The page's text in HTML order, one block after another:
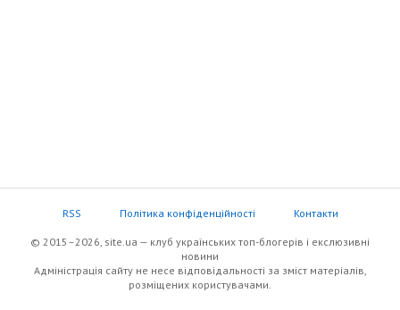
RSS Політика конфіденційності Контакти
© 2015–2026, site.ua — клуб українських топ-блогерів i екслюзивнi
новини
Адміністрація сайту не несе відповідальності за зміст матеріалів,
розміщених користувачами.